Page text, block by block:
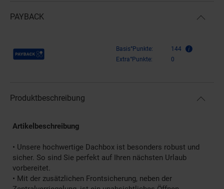
PAYBACK
Payback Punkte Basis°Punkte:
144
Extra°Punkte:
0
Produktbeschreibung
Artikelbeschreibung
• Unsere hochwertige Dachbox ist besonders robust und
sicher. So sind Sie perfekt auf Ihren nächsten Urlaub
vorbereitet.
• Mit der zusätzlichen Frontsicherung, neben der